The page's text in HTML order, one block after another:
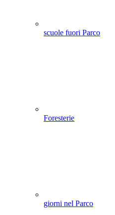
scuole fuori Parco
Foresterie
giorni nel Parco